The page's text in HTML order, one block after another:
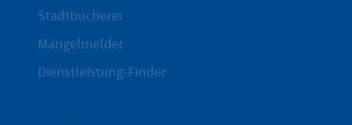
Stadtbücherei
Mängelmelder
Dienstleistung-Finder